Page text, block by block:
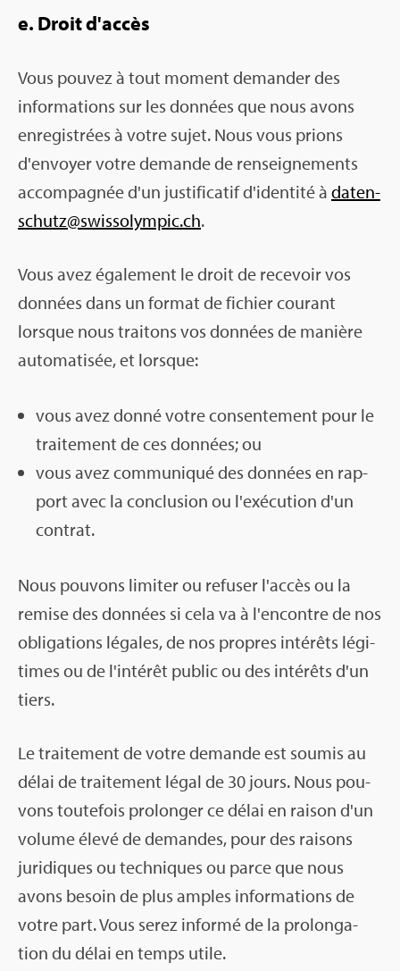
e. Droit d'ac­cès
Vous pou­vez à tout moment deman­der des
infor­ma­tions sur les don­nées que nous avons
enre­gis­trées à votre sujet. Nous vous prions
d'en­voyer votre demande de ren­sei­gne­ments
accom­pa­gnée d'un jus­ti­fi­ca­tif d'iden­tité à daten­
schutz@​swi​ssol​ympi​c.​ch.
Vous avez éga­le­ment le droit de rece­voir vos
don­nées dans un for­mat de fichier cou­rant
lorsque nous trai­tons vos don­nées de manière
auto­ma­ti­sée, et lorsque:
vous avez donné votre consen­te­ment pour le
trai­te­ment de ces don­nées; ou
vous avez com­mu­ni­qué des don­nées en rap­
port avec la conclu­sion ou l'exé­cu­tion d'un
contrat.
Nous pou­vons limi­ter ou refu­ser l'ac­cès ou la
remise des don­nées si cela va à l'en­contre de nos
obli­ga­tions légales, de nos propres inté­rêts légi­
times ou de l'in­té­rêt public ou des inté­rêts d'un
tiers.
Le trai­te­ment de votre demande est sou­mis au
délai de trai­te­ment légal de 30 jours. Nous pou­
vons tou­te­fois pro­lon­ger ce délai en rai­son d'un
volume élevé de demandes, pour des rai­sons
juri­diques ou tech­niques ou parce que nous
avons besoin de plus amples infor­ma­tions de
votre part. Vous serez informé de la pro­lon­ga­
tion du délai en temps utile.